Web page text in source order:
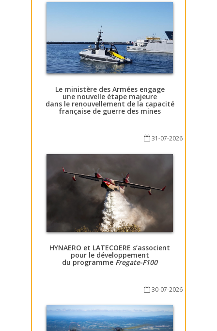
Le ministère des Armées engage
une nouvelle étape majeure
dans le renouvellement de la capacité
française de guerre des mines
31-07-2026
HYNAERO et LATECOERE s’associent
pour le développement
du programme Fregate-F100
30-07-2026